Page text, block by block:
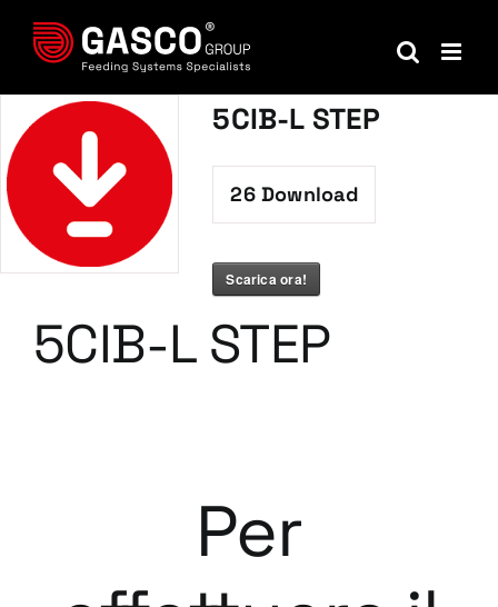
contenuto
5CIB-L STEP
26Download
Scarica ora!
5CIB-L STEP
Per